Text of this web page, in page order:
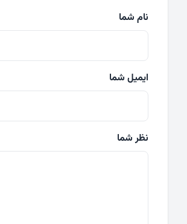
نام شما
ایمیل شما
نظر شما